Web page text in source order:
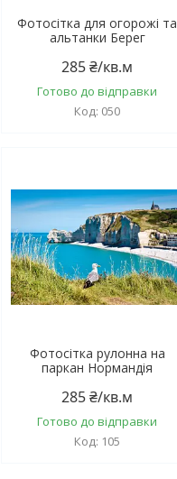
Фотосітка для огорожі та
альтанки Берег
285 ₴/кв.м
Готово до відправки
050
Фотосітка рулонна на
паркан Нормандія
285 ₴/кв.м
Готово до відправки
105